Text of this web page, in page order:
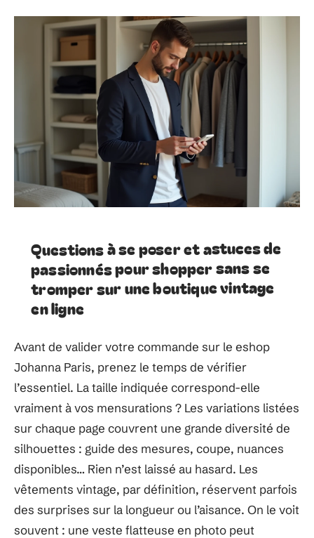
Questions à se poser et astuces de
passionnés pour shopper sans se
tromper sur une boutique vintage
en ligne
Avant de valider votre commande sur le eshop
Johanna Paris, prenez le temps de vérifier
l’essentiel. La taille indiquée correspond-elle
vraiment à vos mensurations ? Les variations listées
sur chaque page couvrent une grande diversité de
silhouettes : guide des mesures, coupe, nuances
disponibles… Rien n’est laissé au hasard. Les
vêtements vintage, par définition, réservent parfois
des surprises sur la longueur ou l’aisance. On le voit
souvent : une veste flatteuse en photo peut